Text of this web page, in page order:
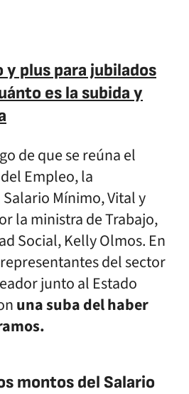
plus para jubilados
es la subida y
de que se reúna el
Empleo, la
Mínimo, Vital y
la ministra de Trabajo,
Social, Kelly Olmos. En
del sector
junto al Estado
una suba del haber
montos del Salario